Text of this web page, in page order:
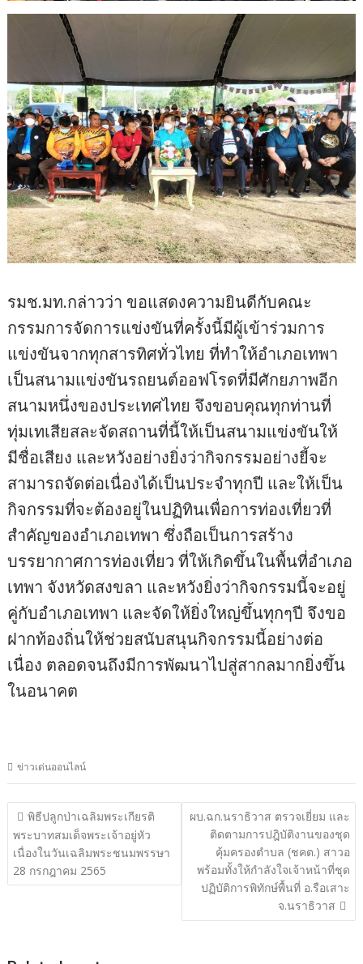
รมช.มท.กล่าวว่า ขอแสดงความยินดีกับคณะ
กรรมการจัดการแข่งขันที่ครั้งนี้มีผู้เข้าร่วมการ
แข่งขันจากทุกสารทิศทั่วไทย ที่ทำให้อำเภอเทพา
เป็นสนามแข่งขันรถยนต์ออฟโรดที่มีศักยภาพอีก
สนามหนึ่งของประเทศไทย จึงขอบคุณทุกท่านที่
ทุ่มเทเสียสละจัดสถานที่นี้ให้เป็นสนามแข่งขันให้
มีชื่อเสียง และหวังอย่างยิ่งว่ากิจกรรมอย่างยี้จะ
สามารถจัดต่อเนื่องได้เป็นประจำทุกปี และให้เป็น
กิจกรรมที่จะต้องอยู่ในปฏิทินเพื่อการท่องเที่ยวที่
สำคัญของอำเภอเทพา ซึ่งถือเป็นการสร้าง
บรรยากาศการท่องเที่ยว ที่ให้เกิดขึ้นในพื้นที่อำเภอ
เทพา จังหวัดสงขลา และหวังยิ่งว่ากิจกรรมนี้จะอยู่
คู่กับอำเภอเทพา และจัดให้ยิ่งใหญ่ขึ้นทุกๆปี จึงขอ
ฝากท้องถิ่นให้ช่วยสนับสนุนกิจกรรมนี้อย่างต่อ
เนื่อง ตลอดจนถึงมีการพัฒนาไปสู่สากลมากยิ่งขึ้น
ในอนาคต
ข่าวเด่นออนไลน์
แนะแนว
เรื่อง
พิธีปลูกป่าเฉลิมพระเกียรติ
พระบาทสมเด็จพระเจ้าอยู่หัว
เนื่องในวันเฉลิมพระชนมพรรษา
28 กรกฎาคม 2565
ผบ.ฉก.นราธิวาส ตรวจเยี่ยม และ
ติดตามการปฎิบัติงานของชุด
คุ้มครองตำบล (ชคต.) สาวอ
พร้อมทั้งให้กำลังใจเจ้าหน้าที่ชุด
ปฏิบัติการพิทักษ์พื้นที่ อ.รือเสาะ
จ.นราธิวาส